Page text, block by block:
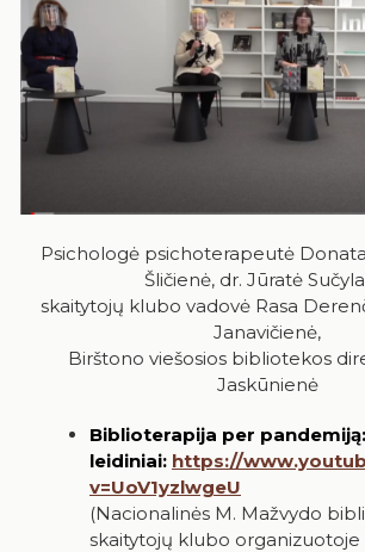
Psichologė psichoterapeutė
Šličienė, dr. Jūratė
skaitytojų klubo vadovė Rasa
Janavičienė,
Birštono viešosios bibliotekos
Jaskūnienė
Biblioterapija per
leidiniai: https://
v=UoV1yzlwgeU
(Nacionalinės M. Mažvydo
skaitytojų klubo organizuotoje